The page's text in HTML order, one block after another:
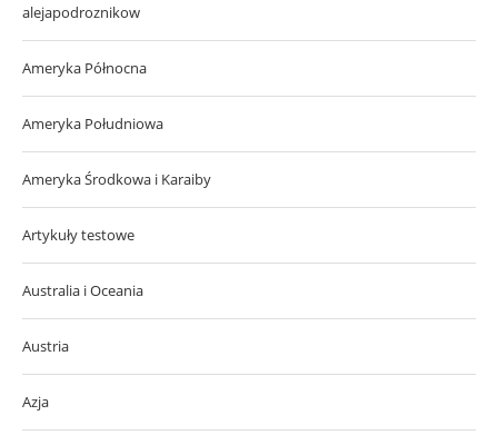
alejapodroznikow
Ameryka Północna
Ameryka Południowa
Ameryka Środkowa i Karaiby
Artykuły testowe
Australia i Oceania
Austria
Azja